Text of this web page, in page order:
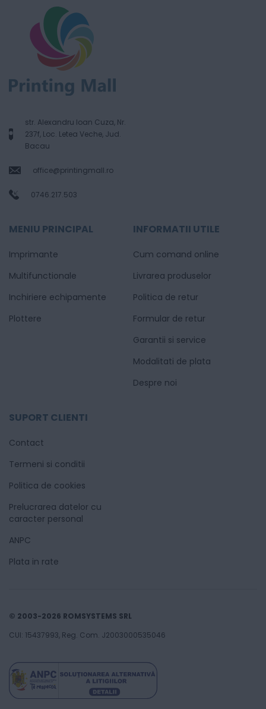
522 Lei
str. Alexandru Ioan Cuza, Nr.
237f, Loc. Letea Veche, Jud.
Bacau
office@printingmall.ro
0746.217.503
MENIU PRINCIPAL
Imprimante
Multifunctionale
Inchiriere echipamente
Plottere
INFORMATII UTILE
Cum comand online
Livrarea produselor
Politica de retur
Formular de retur
Garantii si service
Modalitati de plata
Despre noi
SUPORT CLIENTI
Contact
Termeni si conditii
Politica de cookies
Prelucrarea datelor cu
caracter personal
ANPC
Plata in rate
© 2003-2026 ROMSYSTEMS SRL
CUI: 15437993, Reg. Com. J2003000535046